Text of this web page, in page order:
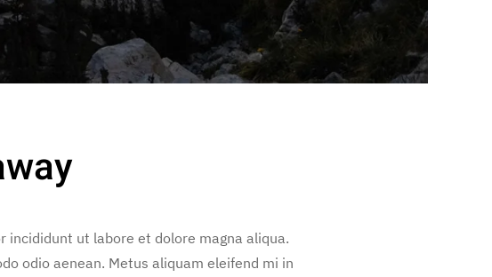
incididunt ut labore et dolore magna aliqua.
odio aenean. Metus aliquam eleifend mi in